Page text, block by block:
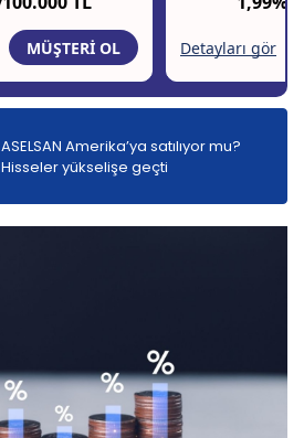
ASELSAN Amerika’ya satılıyor mu?
Hisseler yükselişe geçti